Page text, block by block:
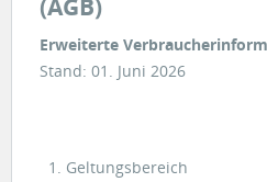
(AGB)
Erweiterte
Stand: 01. Juni 2026
1. Geltungsbereich